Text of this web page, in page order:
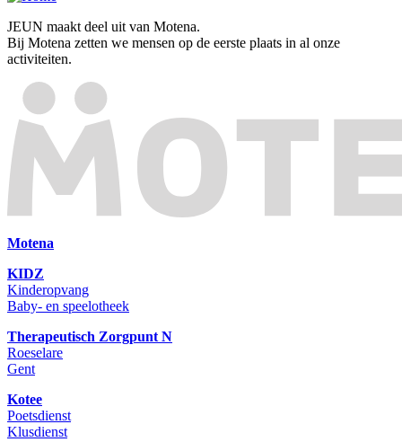
JEUN maakt deel uit van Motena.
Bij Motena zetten we mensen op de eerste plaats in al onze
activiteiten.
Motena
KIDZ
Kinderopvang
Baby- en speelotheek
Therapeutisch Zorgpunt N
Roeselare
Gent
Kotee
Poetsdienst
Klusdienst